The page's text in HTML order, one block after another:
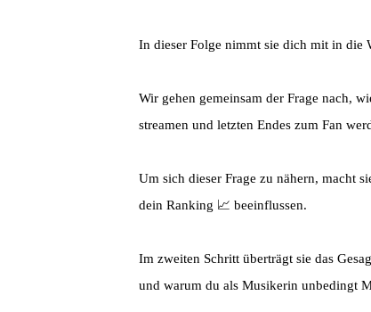
In dieser Folge nimmt sie dich mit in die
Wir gehen gemeinsam der Frage nach,
streamen und letzten Endes zum Fan
Um sich dieser Frage zu nähern, macht
dein Ranking 📈 beeinflussen.
Im zweiten Schritt überträgt sie das
und warum du als Musikerin unbedingt